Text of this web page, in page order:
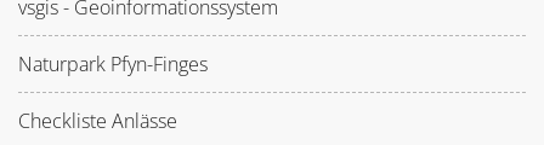
vsgis - Geoinformationssystem
Naturpark Pfyn-Finges
Checkliste Anlässe